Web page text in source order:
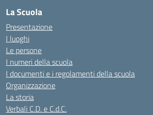
La Scuola
Presentazione
I luoghi
Le persone
I numeri della scuola
I documenti e i regolamenti della scuola
Organizzazione
La storia
Verbali C.D. e C.d.C.